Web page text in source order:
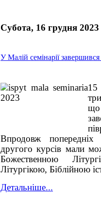
Субота, 16 грудня 2023
У Малій семінарії завершився
Впродовж
другого курсів мали
Божественною
Літургікою, Біблійною
Детальніше...